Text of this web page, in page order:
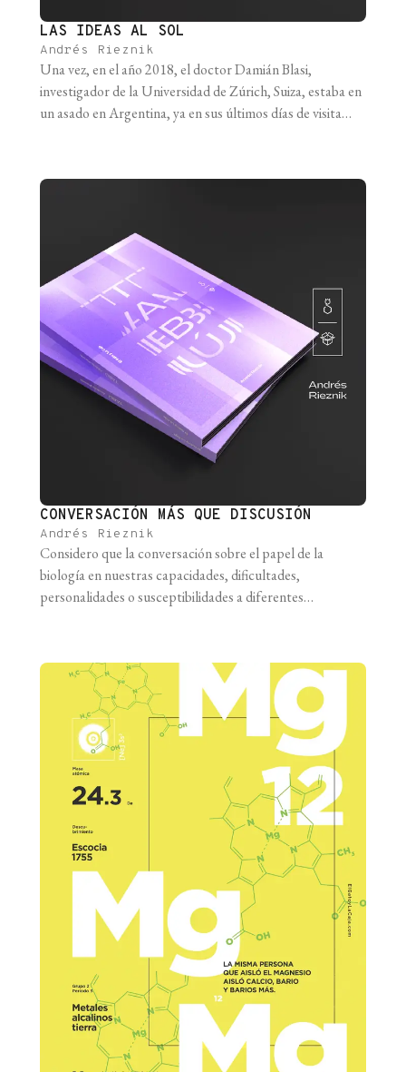
LAS IDEAS AL SOL
Andrés Rieznik
Una vez, en el año 2018, el doctor Damián Blasi,
investigador de la Universidad de Zúrich, Suiza, estaba en
un asado en Argentina, ya en sus últimos días de visita
reciente en el que se había hallado que [...]
CONVERSACIÓN MÁS QUE DISCUSIÓN
Andrés Rieznik
Considero que la conversación sobre el papel de la
biología en nuestras capacidades, dificultades,
personalidades o susceptibilidades a diferentes
sociedad. Creo que en buena medida lo que existe es
desconocimiento y confusión sobre qué dicen y qué no
dicen áreas [...]